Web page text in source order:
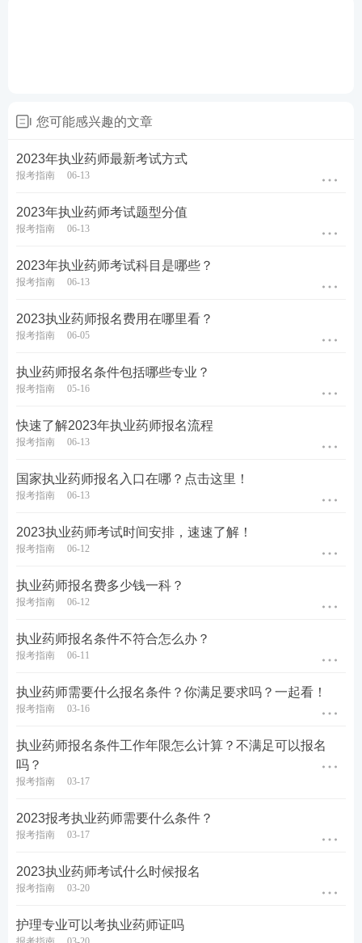
师答疑+送课程讲义+一次重学，
+VIP题库会员+专属学习计划，
★如有疑问，请添加学霸君微信ks233wx7，随时为
您解答！
您可能感兴趣的文章
2023年执业药师最新考试方式
报考指南 06-13
2023年执业药师考试题型分值
报考指南 06-13
2023年执业药师考试科目是哪些？
报考指南 06-13
2023执业药师报名费用在哪里看？
报考指南 06-05
执业药师报名条件包括哪些专业？
报考指南 05-16
快速了解2023年执业药师报名流程
报考指南 06-13
国家执业药师报名入口在哪？点击这里！
报考指南 06-13
2023执业药师考试时间安排，速速了解！
报考指南 06-12
执业药师报名费多少钱一科？
报考指南 06-12
执业药师报名条件不符合怎么办？
报考指南 06-11
执业药师需要什么报名条件？你满足要求吗？一起看！
报考指南 03-16
执业药师报名条件工作年限怎么计算？不满足可以报名
吗？
报考指南 03-17
2023报考执业药师需要什么条件？
报考指南 03-17
2023执业药师考试什么时候报名
报考指南 03-20
护理专业可以考执业药师证吗